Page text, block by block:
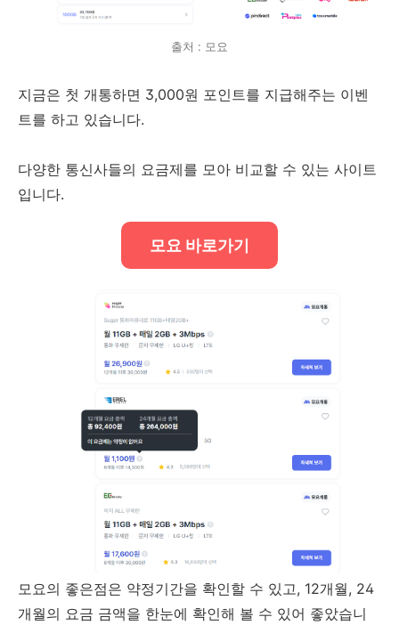
출처 : 모요
지금은 첫 개통하면 3,000원 포인트를 지급해주는 이벤
트를 하고 있습니다.
다양한 통신사들의 요금제를 모아 비교할 수 있는 사이트
입니다.
모요 바로가기
모요의 좋은점은 약정기간을 확인할 수 있고, 12개월, 24
개월의 요금 금액을 한눈에 확인해 볼 수 있어 좋았습니